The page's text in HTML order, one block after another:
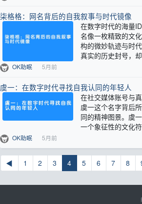
柒格格：网名背后的自我叙事与时代镜像
在数字时代的海量
名像一枚精致的文
构的微妙轨迹与时
真实的历史封号，
OK助眠 5月前
虞一：在数字时代寻找自我认同的年轻人
在社交媒体账号与
虞一这个名字背后
同的精神图景。虞
一个象征性的文化
现实夹缝中探索、
徘…
OK助眠 5月前
◀ 1 2 3 4 5 6 7 8